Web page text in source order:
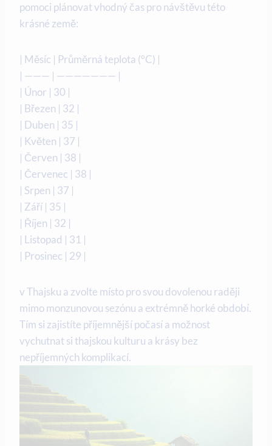
pomoci plánovat vhodný čas pro návštěvu této
krásné země:
| Měsíc | Průměrná teplota (°C) |
| ——— | ——————— |
| Únor | 30 |
| Březen | 32 |
| Duben | 35 |
| Květen | 37 |
| Červen | 38 |
| Červenec | 38 |
| Srpen | 37 |
| Září | 35 |
| Říjen | 32 |
| Listopad | 31 |
| Prosinec | 29 |
v Thajsku a zvolte místo pro svou dovolenou raději
mimo monzunovou sezónu a extrémně horké období.
Tím si zajistíte příjemnější počasí a možnost
vychutnat si thajskou kulturu a krásy bez
nepříjemných komplikací.